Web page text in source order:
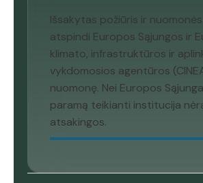
Išsakytas požiūris ir
atspindi Europos Sąjungos ir
klimato, infrastruktūros ir
vykdomosios agentūros
nuomonę. Nei Europos
paramą teikianti institucija
atsakingos.